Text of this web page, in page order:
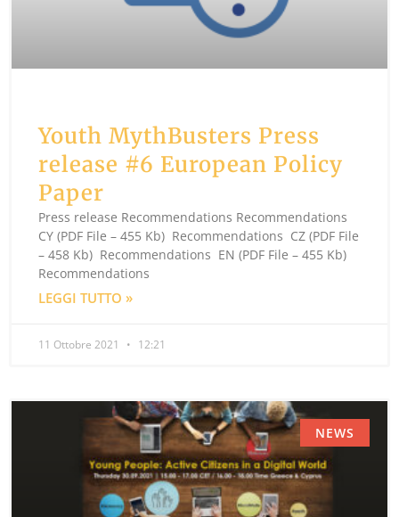
Youth MythBusters Press
release #6 European Policy
Paper
Press release Recommendations Recommendations
CY (PDF File – 455 Kb) Recommendations CZ (PDF File
– 458 Kb) Recommendations EN (PDF File – 455 Kb)
Recommendations
LEGGI TUTTO »
11 Ottobre 2021 12:21
NEWS